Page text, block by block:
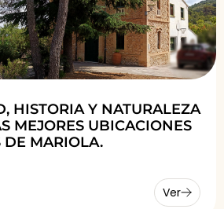
HISTORIA Y NATURALEZA
MEJORES UBICACIONES
DE MARIOLA.
Ver